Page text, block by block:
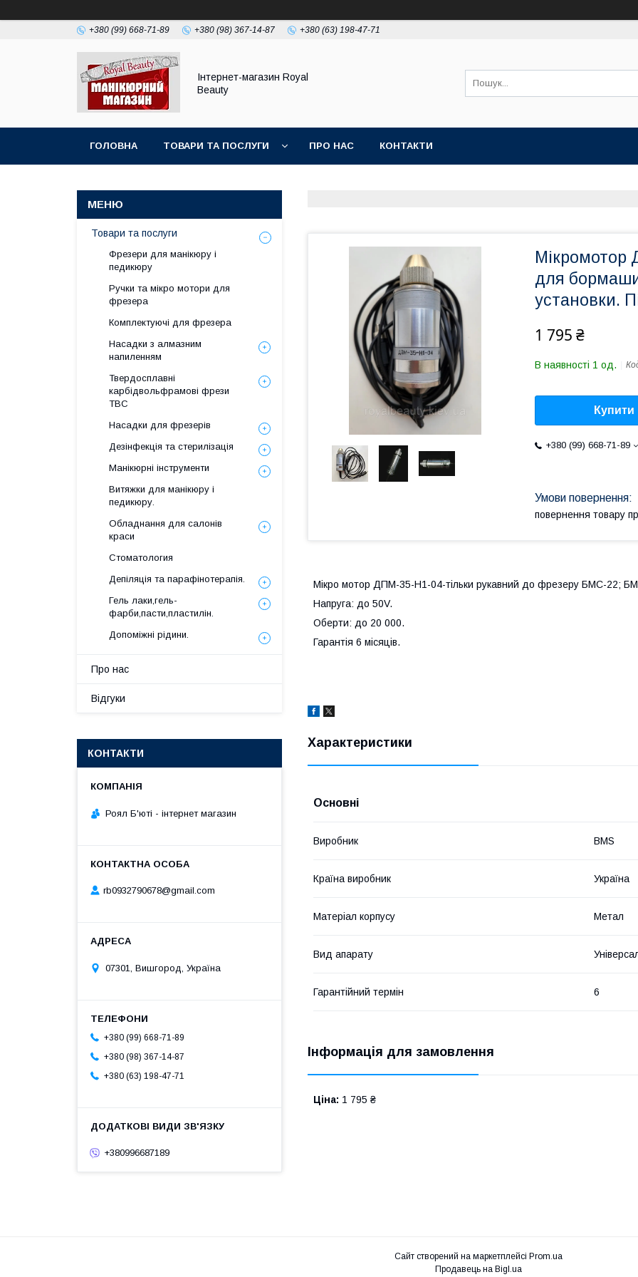
+380 (99) 668-71-89 +380 (98) 367-14-87 +380 (63) 198-47-71
Інтернет-магазин Royal
Beauty
ГОЛОВНА ТОВАРИ ТА ПОСЛУГИ ПРО НАС КОНТАКТИ
Мікромотор
для
установки.
1 795 ₴
В наявності 1 од.
Купити
+380 (99) 668-71-89
повернення товару
Мікро мотор ДПМ-35-Н1-04-тільки рукавний до фрезеру БМС-22;
Напруга: до 50V.
Оберти: до 20 000.
Гарантія 6 місяців.
Характеристики
Основні
Виробник BMS
Країна виробник Україна
Матеріал корпусу Метал
Вид апарату
Гарантійний термін 6
Інформація для замовлення
Ціна: 1 795 ₴
Товари та послуги
Фрезери для манікюру і
педикюру
Ручки та мікро мотори для
фрезера
Комплектуючі для фрезера
Насадки з алмазним
напиленням
Твердосплавні
карбідвольфрамові фрези
ТВС
Насадки для фрезерів
Дезінфекція та стерилізація
Манікюрні інструменти
Витяжки для манікюру і
педикюру.
Обладнання для салонів
краси
Стоматология
Депіляція та парафінотерапія.
Гель лаки,гель-
фарби,пасти,пластилін.
Допоміжні рідини.
Про нас
Відгуки
КОНТАКТИ
Роял Б'юті - інтернет магазин
rb0932790678@gmail.com
07301, Вишгород, Україна
+380 (99) 668-71-89
+380 (98) 367-14-87
+380 (63) 198-47-71
+380996687189
Сайт створений на маркетплейсі Prom.ua
Продавець на Bigl.ua